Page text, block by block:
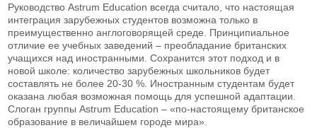
Руководство Astrum Education всегда считало, что настоящая
интеграция зарубежных студентов возможна только в
преимущественно англоговорящей среде. Принципиальное
отличие ее учебных заведений – преобладание британских
учащихся над иностранными. Сохранится этот подход и в
новой школе: количество зарубежных школьников будет
составлять не более 20-30 %. Иностранным студентам будет
оказана любая возможная помощь для успешной адаптации.
Слоган группы Astrum Education – «по-настоящему британское
образование в величайшем городе мира».